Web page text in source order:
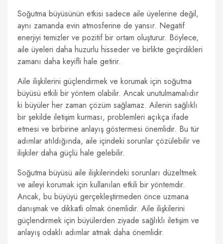
Soğutma büyüsünün etkisi sadece aile üyelerine değil,
aynı zamanda evin atmosferine de yansır. Negatif
enerjiyi temizler ve pozitif bir ortam oluşturur. Böylece,
aile üyeleri daha huzurlu hisseder ve birlikte geçirdikleri
zamanı daha keyifli hale getirir.
Aile ilişkilerini güçlendirmek ve korumak için soğutma
büyüsü etkili bir yöntem olabilir. Ancak unutulmamalıdır
ki büyüler her zaman çözüm sağlamaz. Ailenin sağlıklı
bir şekilde iletişim kurması, problemleri açıkça ifade
etmesi ve birbirine anlayış göstermesi önemlidir. Bu tür
adımlar atıldığında, aile içindeki sorunlar çözülebilir ve
ilişkiler daha güçlü hale gelebilir.
Soğutma büyüsü aile ilişkilerindeki sorunları düzeltmek
ve aileyi korumak için kullanılan etkili bir yöntemdir.
Ancak, bu büyüyü gerçekleştirmeden önce uzmana
danışmak ve dikkatli olmak önemlidir. Aile ilişkilerini
güçlendirmek için büyülerden ziyade sağlıklı iletişim ve
anlayış odaklı adımlar atmak daha önemlidir.